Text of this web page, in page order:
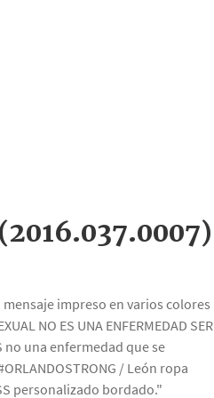
impreso en varios colores
NO ES UNA ENFERMEDAD SER
no una enfermedad que se
/ León ropa
personalizado bordado."